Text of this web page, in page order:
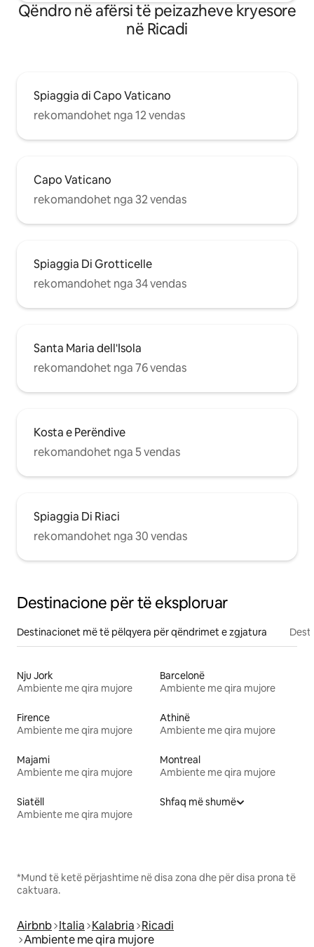
Qëndro në afërsi të peizazheve kryesore
në Ricadi
Spiaggia di Capo Vaticano
rekomandohet nga 12 vendas
Capo Vaticano
rekomandohet nga 32 vendas
Spiaggia Di Grotticelle
rekomandohet nga 34 vendas
Santa Maria dell'Isola
rekomandohet nga 76 vendas
Kosta e Perëndive
rekomandohet nga 5 vendas
Spiaggia Di Riaci
rekomandohet nga 30 vendas
Destinacione për të eksploruar
Destinacionet më të pëlqyera për qëndrimet e zgjatura
Nju Jork
Ambiente me qira mujore
Barcelonë
Ambiente me qira mujore
Firence
Ambiente me qira mujore
Athinë
Ambiente me qira mujore
Majami
Ambiente me qira mujore
Montreal
Ambiente me qira mujore
Siatëll
Ambiente me qira mujore
Shfaq më shumë
*Mund të ketë përjashtime në disa zona dhe për disa prona të
caktuara.
Airbnb Italia Kalabria Ricadi
Ambiente me qira mujore